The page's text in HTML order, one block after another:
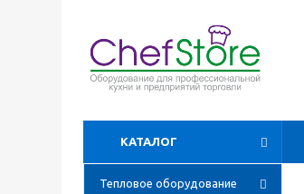
КАТАЛОГ
Тепловое оборудование